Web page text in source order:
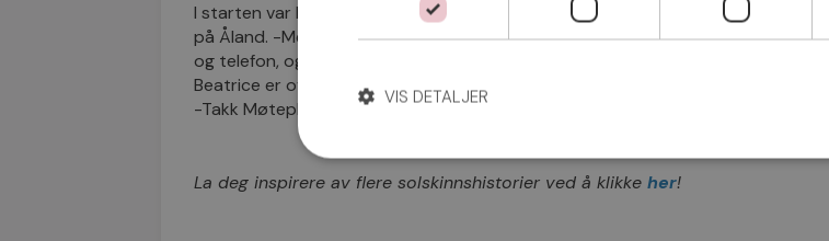
I starten var Beatrice skeptisk til det faktum at hun bodde i Stockholm og Folke
på Åland. -Men det har gått over all forventning, vi har daglig kontakt via mail
og telefon, og møtes så ofte vi bare kan, sier hun.
Beatrice er overbevist om at Folke er hennes sjelevenn, og sin store lykke i livet.
-Takk Møteplassen, uten dere hadde vi aldri fått kontakt, avslutter Beatrice.
La deg inspirere av flere solskinnshistorier ved å klikke her!
VIS DETALJER